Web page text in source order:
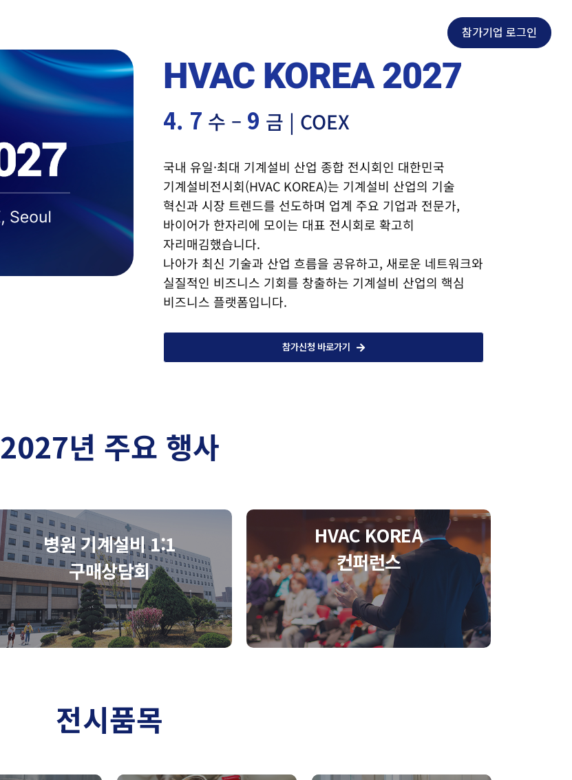
참가기업 로그인
HVAC KOREA 2027
4. 7 수 – 9 금 | COEX
국내 유일·최대 기계설비 산업 종합 전시회인 대한민국
기계설비전시회(HVAC KOREA)는 기계설비 산업의 기술
혁신과 시장 트렌드를 선도하며 업계 주요 기업과 전문가,
바이어가 한자리에 모이는 대표 전시회로 확고히
자리매김했습니다.
나아가 최신 기술과 산업 흐름을 공유하고, 새로운 네트워크와
실질적인 비즈니스 기회를 창출하는 기계설비 산업의 핵심
비즈니스 플랫폼입니다.
참가신청 바로가기
2027년 주요 행사
병원 기계설비 1:1
구매상담회
HVAC KOREA
컨퍼런스
전시품목